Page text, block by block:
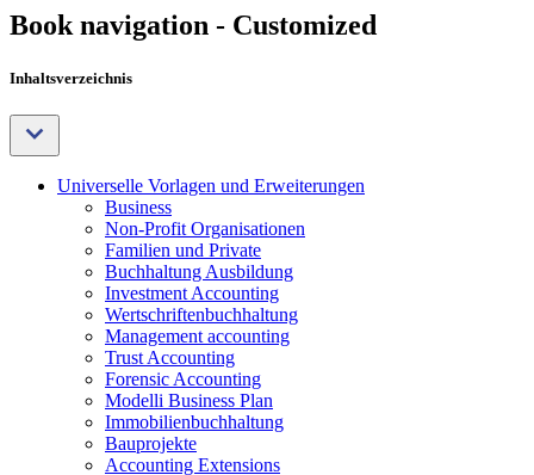
Book navigation - Customized
Inhaltsverzeichnis
Universelle Vorlagen und Erweiterungen
Business
Non-Profit Organisationen
Familien und Private
Buchhaltung Ausbildung
Investment Accounting
Wertschriftenbuchhaltung
Management accounting
Trust Accounting
Forensic Accounting
Modelli Business Plan
Immobilienbuchhaltung
Bauprojekte
Accounting Extensions